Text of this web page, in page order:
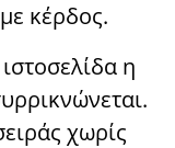
κέρδος.
η
χωρίς